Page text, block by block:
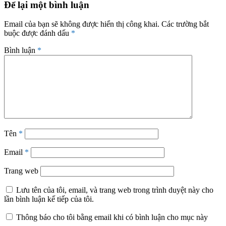
Để lại một bình luận
Email của bạn sẽ không được hiển thị công khai. Các trường bắt
buộc được đánh dấu *
Bình luận *
Tên *
Email *
Trang web
Lưu tên của tôi, email, và trang web trong trình duyệt này cho
lần bình luận kế tiếp của tôi.
Thông báo cho tôi bằng email khi có bình luận cho mục này